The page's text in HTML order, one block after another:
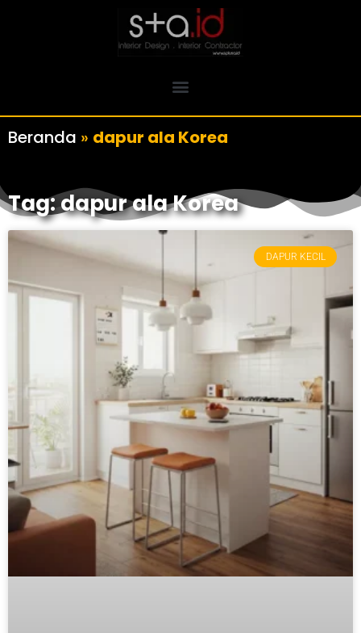
Beranda » dapur ala Korea
Tag: dapur ala Korea
DAPUR KECIL